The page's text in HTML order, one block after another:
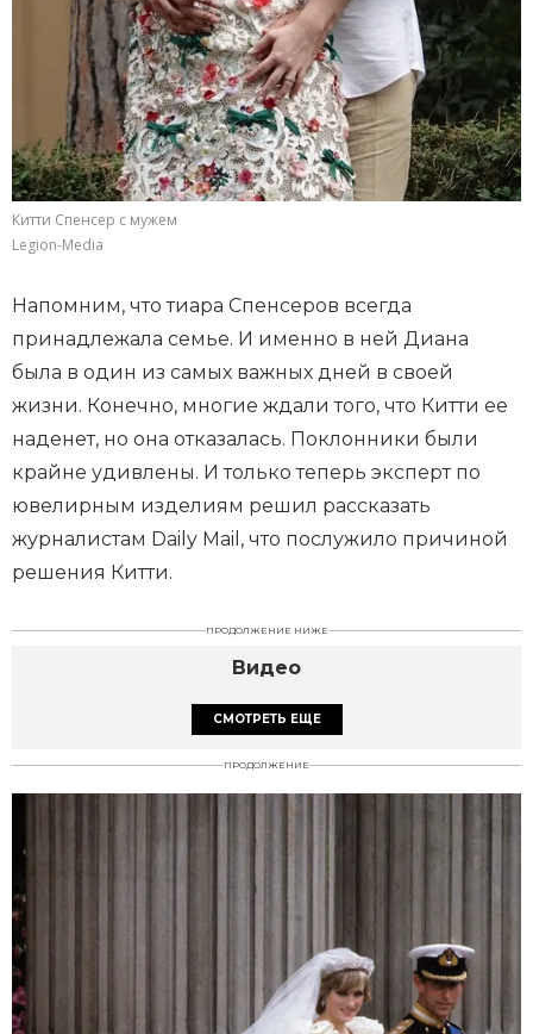
Китти Спенсер с мужем
Legion-Media
Напомним, что тиара Спенсеров всегда
принадлежала семье. И именно в ней Диана
была в один из самых важных дней в своей
жизни. Конечно, многие ждали того, что Китти ее
наденет, но она отказалась. Поклонники были
крайне удивлены. И только теперь эксперт по
ювелирным изделиям решил рассказать
журналистам Daily Mail, что послужило причиной
решения Китти.
ПРОДОЛЖЕНИЕ НИЖЕ
Видео
СМОТРЕТЬ ЕЩЕ
ПРОДОЛЖЕНИЕ